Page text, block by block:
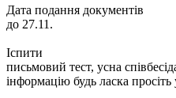
Дата подання документів
до 27.11.
Іспити
письмовий тест, усна
інформацію будь ласка